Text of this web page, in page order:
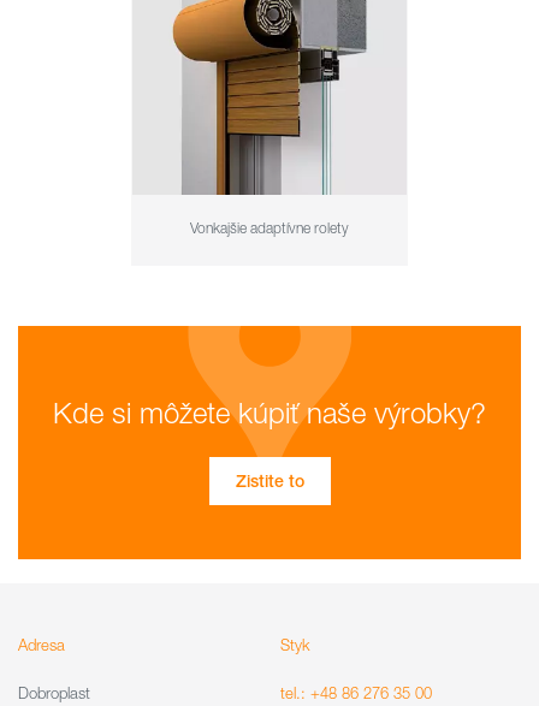
Vonkajšie adaptívne rolety
Kde si môžete kúpiť naše výrobky?
Zistite to
Adresa
Dobroplast
Styk
tel.: +48 86 276 35 00